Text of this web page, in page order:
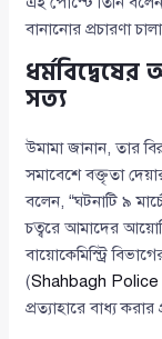
বানানোর প্রচারণা
সত্য
উমামা জানান, তার
সমাবেশে বক্তৃতা
বলেন, “ঘটনাটি ৯
চত্বরে আমাদের
বায়োকেমিস্ট্রি
(Shahbagh
প্রত্যাহারে বাধ্য